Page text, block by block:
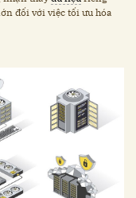
đối với việc tối ưu hóa